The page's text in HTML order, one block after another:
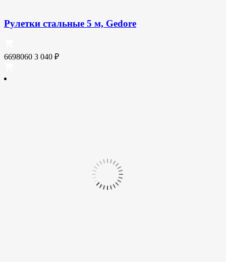
Рулетки стальные 5 м, Gedore
6698060 3 040 ₽